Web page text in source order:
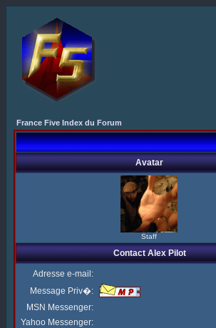
France Five Index du Forum
Avatar
Staff
Contact Alex Pilot
Adresse e-mail:
Message Priv�:
MSN Messenger:
Yahoo Messenger: